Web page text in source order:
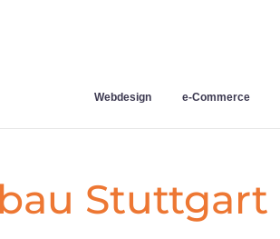
Webdesign e-Commerce
Stuttgart